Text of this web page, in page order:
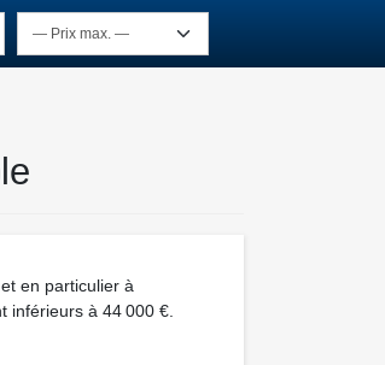
en particulier à
inférieurs à 44 000 €.